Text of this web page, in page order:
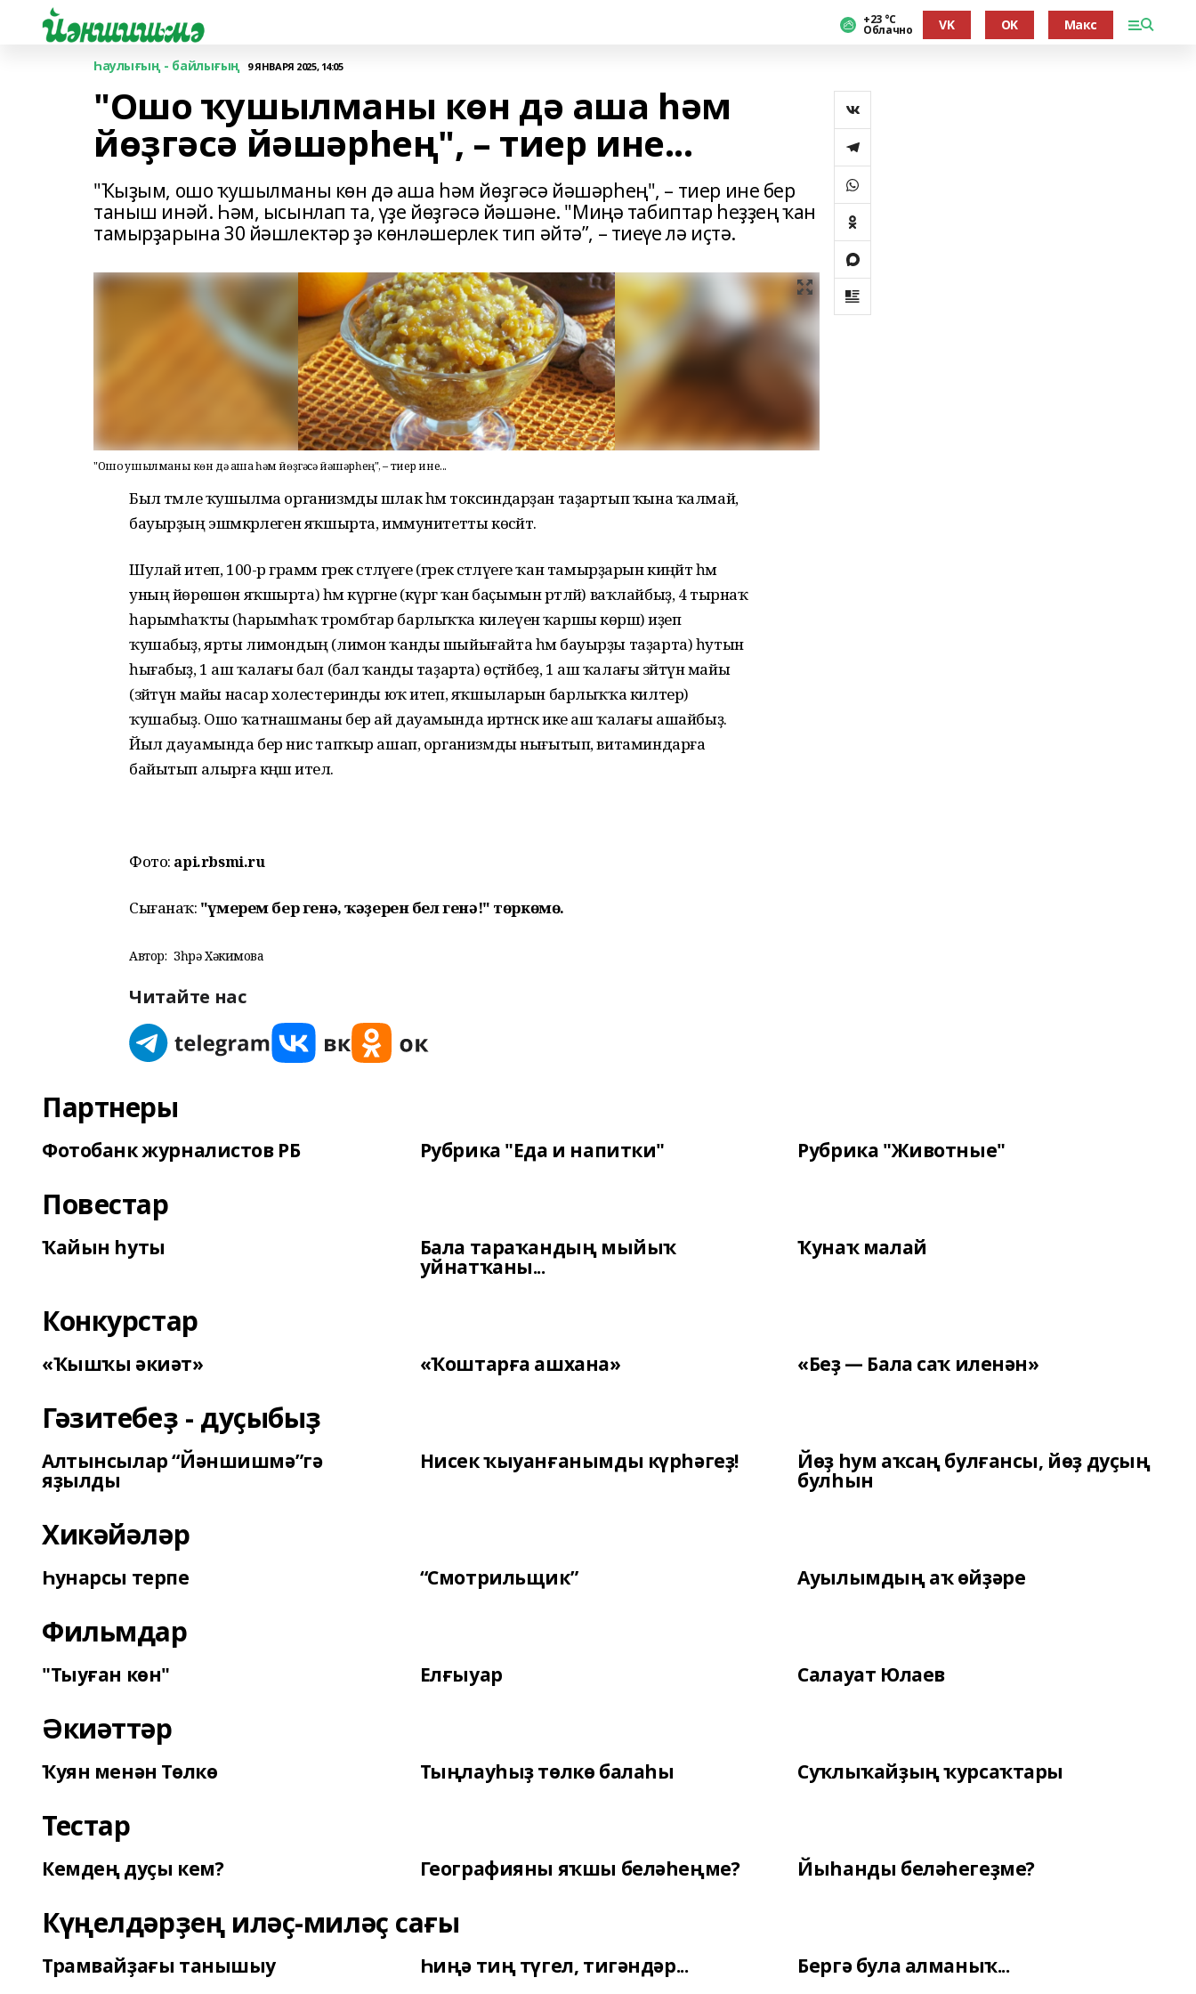
+23 °С
Облачно VK OK Макс
Һаулығың - байлығың 9 ЯНВАРЯ 2025, 14:05
"Ошо ҡушылманы көн дә аша һәм
йөҙгәсә йәшәрһең", – тиер ине...
"Ҡыҙым, ошо ҡушылманы көн дә аша һәм йөҙгәсә йәшәрһең", – тиер ине бер
таныш инәй. Һәм, ысынлап та, үҙе йөҙгәсә йәшәне. "Миңә табиптар һеҙҙең ҡан
тамырҙарына 30 йәшлектәр ҙә көнләшерлек тип әйтә”, – тиеүе лә иҫтә.
"Ошо ҡушылманы көн дә аша һәм йөҙгәсә йәшәрһең", – тиер ине...
Был тәмле ҡушылма организмды шлак һәм токсиндарҙан таҙартып ҡына ҡалмай, ә
бауырҙың эшмәкәрлеген яҡшырта, иммунитетты көсәйтә.
Шулай итеп, 100-әр грамм грек сәтләүеге (грек сәтләүеге ҡан тамырҙарын киңәйтә һәм
уның йөрөшөн яҡшырта) һәм күрәгәне (күрәгә ҡан баҫымын рәтләй) ваҡлайбыҙ, 4 тырнаҡ
һарымһаҡты (һарымһаҡ тромбтар барлыҡҡа килеүенә ҡаршы көрәшә) иҙеп
ҡушабыҙ, ярты лимондың (лимон ҡанды шыйығайта һәм бауырҙы таҙарта) һутын
һығабыҙ, 1 аш ҡалағы бал (бал ҡанды таҙарта) өҫтәйбеҙ, 1 аш ҡалағы зәйтүн майы
(зәйтүн майы насар холестеринды юҡ итеп, яҡшыларын барлыҡҡа килтерә)
ҡушабыҙ. Ошо ҡатнашманы бер ай дауамында иртәнсәк ике аш ҡалағы ашайбыҙ.
Йыл дауамында бер нисә тапҡыр ашап, организмды нығытып, витаминдарға
байытып алырға кәңәш ителә.
Фото: api.rbsmi.ru
Сығанаҡ: "Ғүмерем бер генә, ҡәҙерен бел генә!" төркөмө.
Автор: Зөһрә Хәкимова
Читайте нас
Партнеры
Фотобанк журналистов РБ Рубрика "Еда и напитки" Рубрика "Животные"
Повестар
Ҡайын һуты Бала тараҡандың мыйыҡ
уйнатҡаны...
Ҡунаҡ малай
Конкурстар
«Ҡышҡы әкиәт» «Ҡоштарға ашхана» «Беҙ — Бала саҡ иленән»
Гәзитебеҙ - дуҫыбыҙ
Алтынсылар “Йәншишмә”гә
яҙылды
Нисек ҡыуанғанымды күрһәгеҙ! Йөҙ һум аҡсаң булғансы, йөҙ дуҫың
булһын
Хикәйәләр
Һунарсы терпе “Смотрильщик” Ауылымдың аҡ өйҙәре
Фильмдар
"Тыуған көн" Елғыуар Салауат Юлаев
Әкиәттәр
Ҡуян менән Төлкө Тыңлауһыҙ төлкө балаһы Суҡлыҡайҙың ҡурсаҡтары
Тестар
Кемдең дуҫы кем? Географияны яҡшы беләһеңме? Йыһанды беләһегеҙме?
Күңелдәрҙең иләҫ-миләҫ сағы
Трамвайҙағы танышыу Һиңә тиң түгел, тигәндәр... Бергә була алманыҡ...